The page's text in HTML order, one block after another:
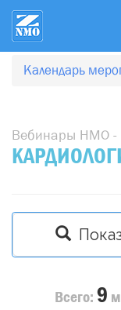
Календарь
Вебинары НМО -
Всего: 9